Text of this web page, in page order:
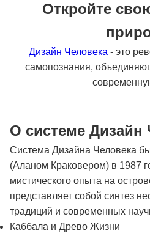
Откройте
Дизайн Человека - это
самопознания,
О системе Дизайн
Система Дизайна Человека
(Аланом Краковером) в 1987
мистического опыта на
представляет собой синтез
традиций и современных
Каббала и Древо Жизни